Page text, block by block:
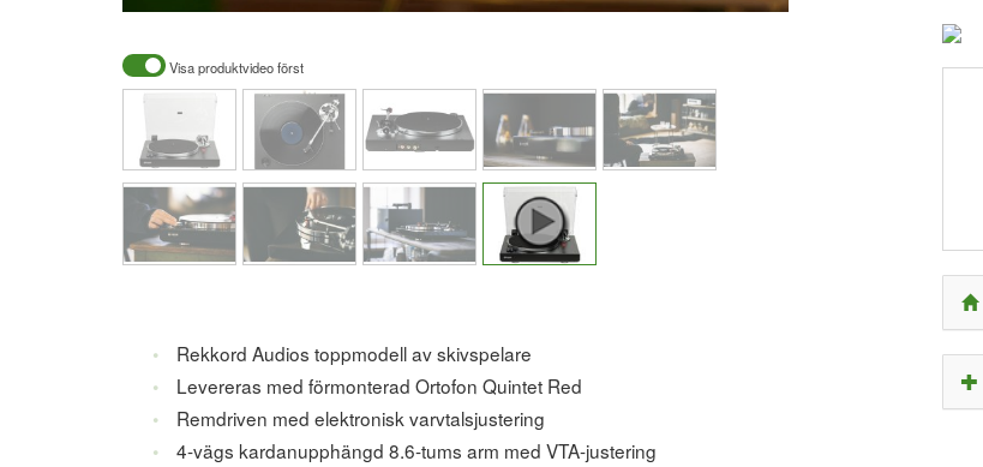
Visa produktvideo först
Rekkord Audios toppmodell av skivspelare
Levereras med förmonterad Ortofon Quintet Red
Remdriven med elektronisk varvtalsjustering
4-vägs kardanupphängd 8.6-tums arm med VTA-justering